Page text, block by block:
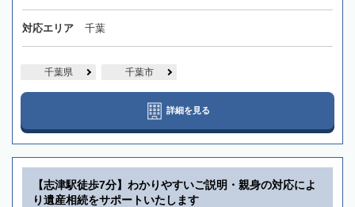
対応エリア 千葉
千葉県 千葉市
詳細を見る
【志津駅徒歩7分】わかりやすいご説明・親身の対応によ
り遺産相続をサポートいたします